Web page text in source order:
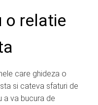
o relatie
care ghideza o
si cateva sfaturi de
a va bucura de